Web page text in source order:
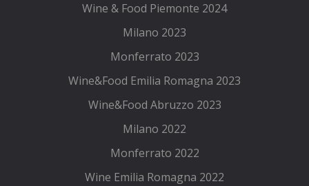
Wine & Food Piemonte 2024
Milano 2023
Monferrato 2023
Wine&Food Emilia Romagna 2023
Wine&Food Abruzzo 2023
Milano 2022
Monferrato 2022
Wine Emilia Romagna 2022